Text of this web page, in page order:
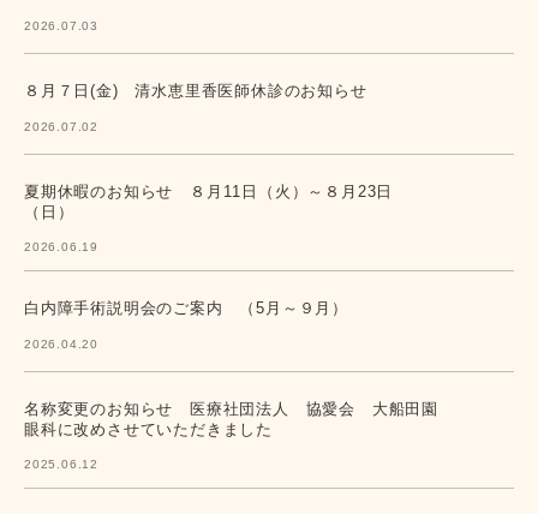
2026.07.03
８月７日(金) 清水恵里香医師休診のお知らせ
2026.07.02
夏期休暇のお知らせ ８月11日（火）～８月23日
（日）
2026.06.19
白内障手術説明会のご案内 （5月～９月）
2026.04.20
名称変更のお知らせ 医療社団法人 協愛会 大船田園
眼科に改めさせていただきました
2025.06.12